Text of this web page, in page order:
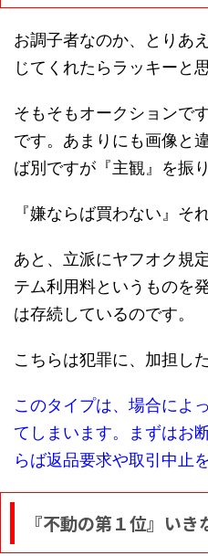
お調子者なのか、とりあ
じてくれたらラッキーと
そもそもオークションで
です。あまりにも画像と
ば別ですが『主観』を振
『嫌ならば買わない』そ
あと、立派にヤフオク規
テム利用料というものを
は存続しているのです。
こちらは犯罪に、加担し
このタイプは、場合によ
てしまいます。まずはお
らば返品要求や取引中止
『不動の第１位』い